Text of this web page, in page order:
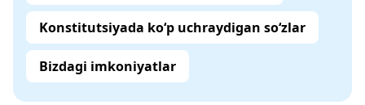
Konstitutsiyada ko‘p uchraydigan so‘zlar
Bizdagi imkoniyatlar